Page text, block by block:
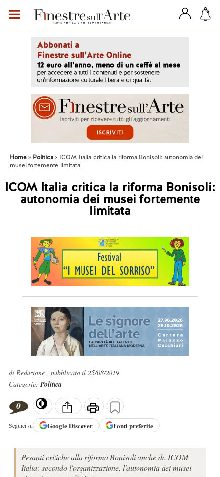
Home Politica
ICOM Italia critica la riforma Bonisoli: autonomia dei
musei fortemente limitata
ICOM Italia critica la riforma Bonisoli:
autonomia dei musei fortemente
limitata
di Redazione , pubblicato il 25/08/2019
Categorie:Politica
0
Seguici su GoogleDiscover Fonti preferite
Pesanti critiche alla riforma Bonisoli anche da ICOM
Italia: secondo l'organizzazione, l'autonomia dei musei